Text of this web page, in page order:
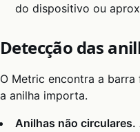
do dispositivo ou
Detecção das
O Metric encontra a barra
a anilha importa.
Anilhas não circulares.